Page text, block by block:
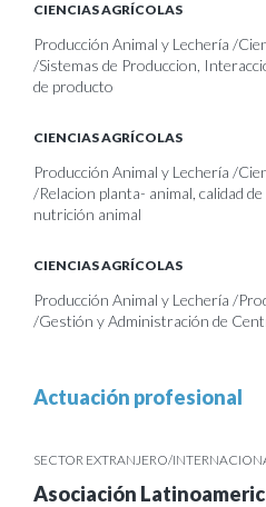
CIENCIAS AGRÍCOLAS
Producción Animal y Lechería /
/Sistemas de Produccion,
de producto
CIENCIAS AGRÍCOLAS
Producción Animal y Lechería /
/Relacion planta- animal, calidad
nutrición animal
CIENCIAS AGRÍCOLAS
Producción Animal y Lechería /
/Gestión y Administración de
Actuación profesional
SECTOR EXTRANJERO/
Asociación